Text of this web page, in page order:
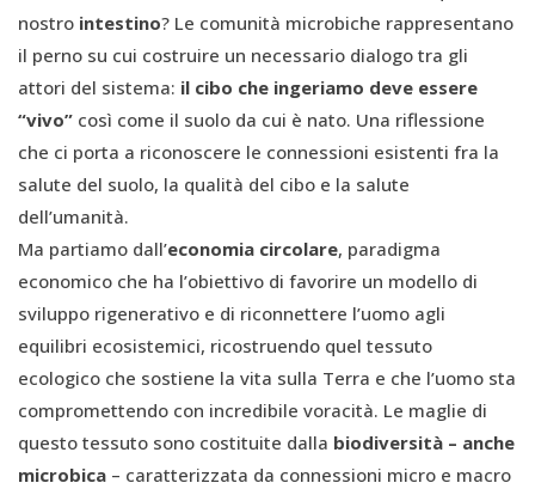
nostro intestino? Le comunità microbiche rappresentano
il perno su cui costruire un necessario dialogo tra gli
attori del sistema: il cibo che ingeriamo deve essere
“vivo” così come il suolo da cui è nato. Una riflessione
che ci porta a riconoscere le connessioni esistenti fra la
salute del suolo, la qualità del cibo e la salute
dell’umanità.
Ma partiamo dall’economia circolare, paradigma
economico che ha l’obiettivo di favorire un modello di
sviluppo rigenerativo e di riconnettere l’uomo agli
equilibri ecosistemici, ricostruendo quel tessuto
ecologico che sostiene la vita sulla Terra e che l’uomo sta
compromettendo con incredibile voracità. Le maglie di
questo tessuto sono costituite dalla biodiversità – anche
microbica – caratterizzata da connessioni micro e macro